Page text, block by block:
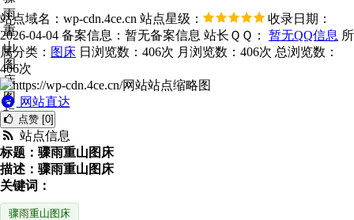
站点域名：wp-cdn.4ce.cn 站点星级：
收录日期：
2026-04-04 备案信息： 暂无备案信息 站长ＱＱ： 暂无QQ信息 所
属分类： 图床 日浏览数：406次 月浏览数：406次 总浏览数：
406次
网站直达
点赞 [0]
站点信息
标题：骤雨重山图床
描述：骤雨重山图床
关键词：
骤雨重山图床